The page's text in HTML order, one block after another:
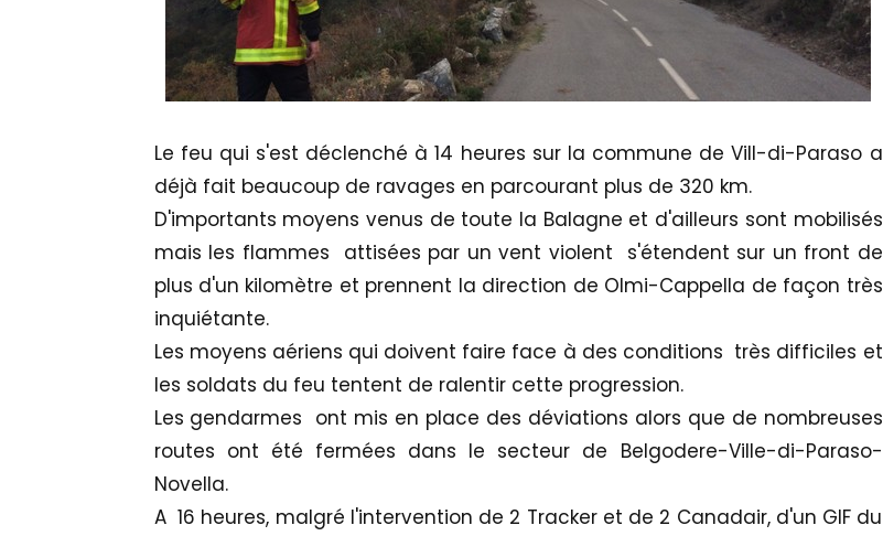
Le feu qui s'est déclenché à 14 heures sur la commune de Vill-di-Paraso a
déjà fait beaucoup de ravages en parcourant plus de 320 km.
D'importants moyens venus de toute la Balagne et d'ailleurs sont mobilisés
mais les flammes attisées par un vent violent s'étendent sur un front de
plus d'un kilomètre et prennent la direction de Olmi-Cappella de façon très
inquiétante.
Les moyens aériens qui doivent faire face à des conditions très difficiles et
les soldats du feu tentent de ralentir cette progression.
Les gendarmes ont mis en place des déviations alors que de nombreuses
routes ont été fermées dans le secteur de Belgodere-Ville-di-Paraso-
Novella.
A 16 heures, malgré l'intervention de 2 Tracker et de 2 Canadair, d'un GIF du